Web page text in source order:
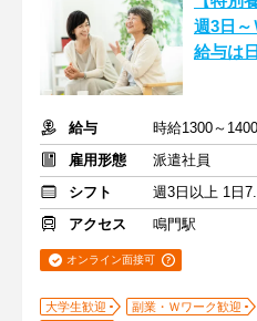
週3日
給与は
給与
時給1300～
雇用形態
派遣社員
シフト
週3日以上 1日
アクセス
鳴門駅
オンライン面接可
大学生歓迎 副業・Ｗワーク歓迎